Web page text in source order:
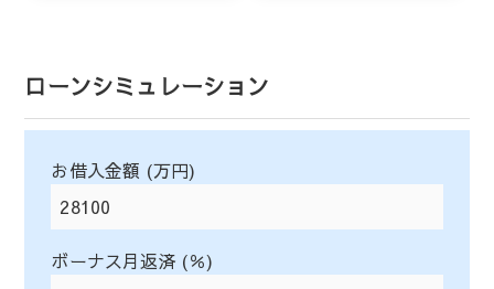
ローンシミュレーション
お借入金額 (万円)
ボーナス月返済 (％)